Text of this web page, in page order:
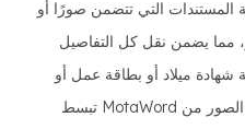
التي تتضمن صورًا أو
مما يضمن نقل كل التفاصيل
ميلاد أو بطاقة عمل أو
، فإن خدمة ترجمة الصور من MotaWord تبسط